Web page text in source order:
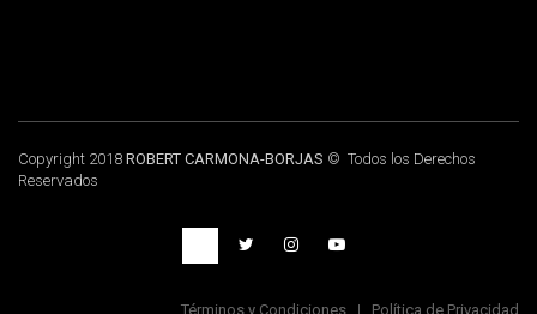
Copyright 2018 ROBERT CARMONA-BORJAS © Todos los Derechos
Reservados
Términos y Condiciones | Política de Privacidad